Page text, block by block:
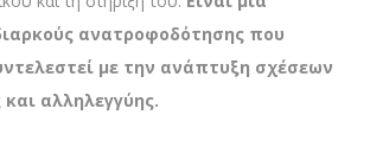
ανατροφοδότησης που
με την ανάπτυξη σχέσεων
αλληλεγγύης.